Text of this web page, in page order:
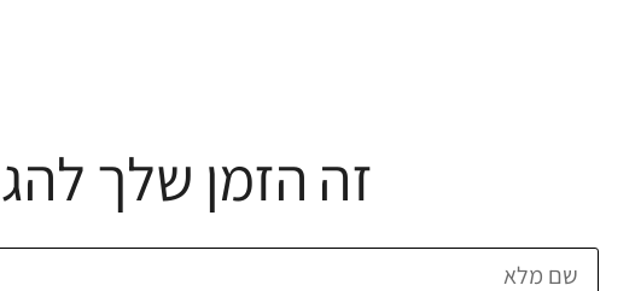
זה הזמן שלך